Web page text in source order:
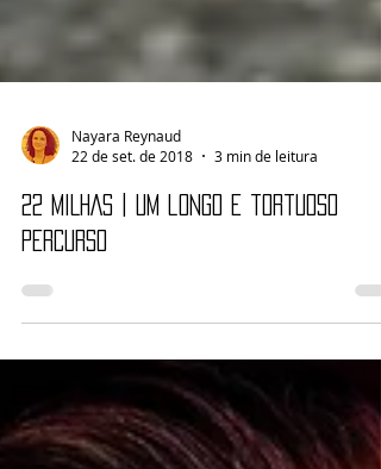
Nayara Reynaud
22 de set. de 2018
3 min de leitura
22 MILHAS | Um longo e tortuoso
percurso